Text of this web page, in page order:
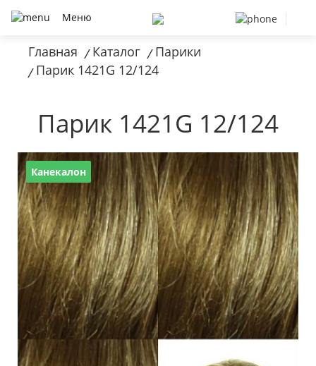
Меню
Главная / Каталог / Парики
/ Парик 1421G 12/124
Парик 1421G 12/124
Канекалон